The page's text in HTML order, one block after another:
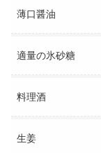
薄口醤油
適量の氷砂糖
料理酒
生姜